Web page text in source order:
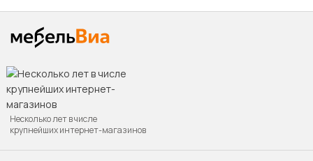
Несколько лет в числе
крупнейших интернет-магазинов